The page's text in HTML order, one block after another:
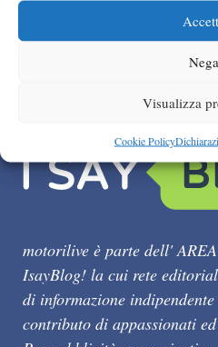
Nega
Visualizza
Cookie Policy
motorilive è parte dell' AREA
IsayBlog! la cui rete
di informazione
contributo di appassionati